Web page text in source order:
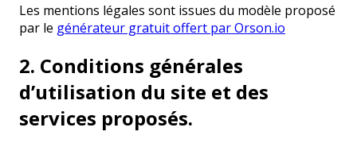
Les mentions légales sont issues du modèle proposé
par le générateur gratuit offert par Orson.io
2. Conditions générales
d’utilisation du site et des
services proposés.